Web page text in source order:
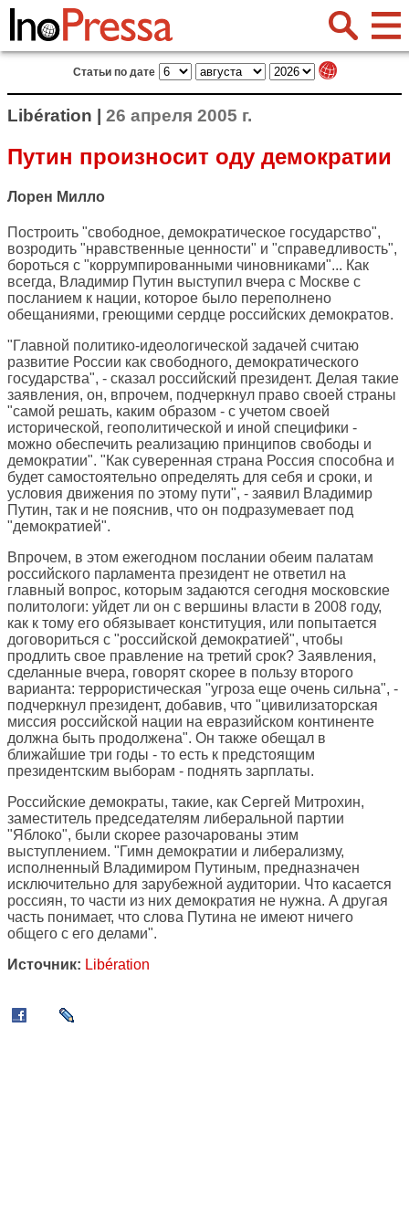
Статьи по дате
Libération | 26 апреля 2005 г.
Путин произносит оду демократии
Лорен Милло
Построить "свободное, демократическое государство",
возродить "нравственные ценности" и "справедливость",
бороться с "коррумпированными чиновниками"... Как
всегда, Владимир Путин выступил вчера с Москве с
посланием к нации, которое было переполнено
обещаниями, греющими сердце российских демократов.
"Главной политико-идеологической задачей считаю
развитие России как свободного, демократического
государства", - сказал российский президент. Делая такие
заявления, он, впрочем, подчеркнул право своей страны
"самой решать, каким образом - с учетом своей
исторической, геополитической и иной специфики -
можно обеспечить реализацию принципов свободы и
демократии". "Как суверенная страна Россия способна и
будет самостоятельно определять для себя и сроки, и
условия движения по этому пути", - заявил Владимир
Путин, так и не пояснив, что он подразумевает под
"демократией".
Впрочем, в этом ежегодном послании обеим палатам
российского парламента президент не ответил на
главный вопрос, которым задаются сегодня московские
политологи: уйдет ли он с вершины власти в 2008 году,
как к тому его обязывает конституция, или попытается
договориться с "российской демократией", чтобы
продлить свое правление на третий срок? Заявления,
сделанные вчера, говорят скорее в пользу второго
варианта: террористическая "угроза еще очень сильна", -
подчеркнул президент, добавив, что "цивилизаторская
миссия российской нации на евразийском континенте
должна быть продолжена". Он также обещал в
ближайшие три годы - то есть к предстоящим
президентским выборам - поднять зарплаты.
Российские демократы, такие, как Сергей Митрохин,
заместитель председателям либеральной партии
"Яблоко", были скорее разочарованы этим
выступлением. "Гимн демократии и либерализму,
исполненный Владимиром Путиным, предназначен
исключительно для зарубежной аудитории. Что касается
россиян, то части из них демократия не нужна. А другая
часть понимает, что слова Путина не имеют ничего
общего с его делами".
Источник: Libération